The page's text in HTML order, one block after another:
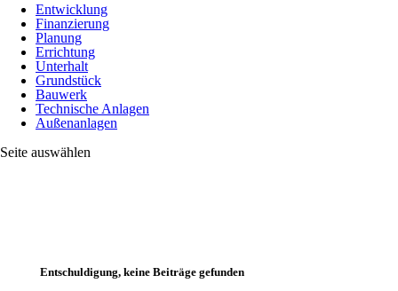
Entwicklung
Finanzierung
Planung
Errichtung
Unterhalt
Grundstück
Bauwerk
Technische Anlagen
Außenanlagen
Seite auswählen
Entschuldigung, keine Beiträge gefunden